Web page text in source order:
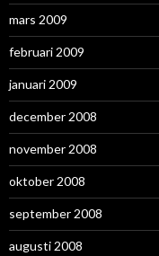
mars 2009
februari 2009
januari 2009
december 2008
november 2008
oktober 2008
september 2008
augusti 2008